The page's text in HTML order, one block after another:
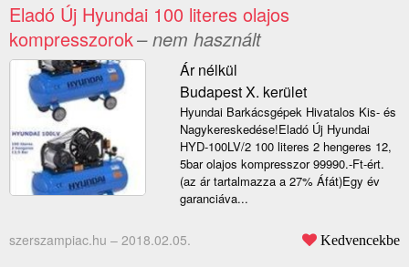
Eladó Új Hyundai 100 literes olajos
kompresszorok– nem használt
Ár nélkül
Budapest X. kerület
Hyundai Barkácsgépek Hivatalos Kis- és
Nagykereskedése!Eladó Új Hyundai
HYD-100LV/2 100 literes 2 hengeres 12,
5bar olajos kompresszor 99990.-Ft-ért.
(az ár tartalmazza a 27% Áfát)Egy év
garanciáva...
szerszampiac.hu – 2018.02.05. Kedvencekbe